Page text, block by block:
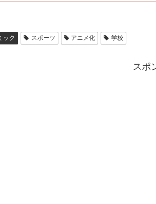
ック スポーツ アニメ化 学校
スポ